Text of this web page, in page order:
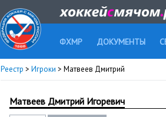
ФХМР ДОКУМЕНТЫ
Реестр > Игроки > Матвеев Дмитрий
Матвеев Дмитрий Игоревич